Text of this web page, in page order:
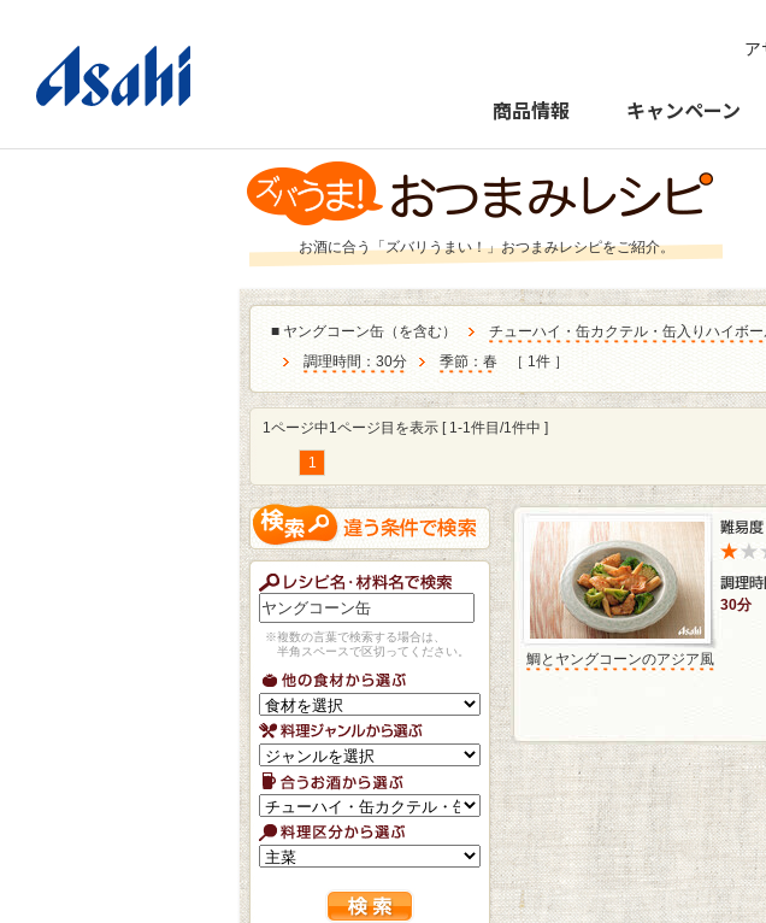
商品情報 キャンペーン
お酒に合う「ズバリうまい！」おつまみレシピをご紹介。
■ ヤングコーン缶（を含む） チューハイ・缶カクテル・缶入りハイボ
調理時間：30分
季節：春 ［ 1件 ］
1ページ中1ページ目を表示 [ 1-1件目/1件中 ]
1
※複数の言葉で検索する場合は、
半角スペースで区切ってください。
30分
鯛とヤングコーンのアジア風